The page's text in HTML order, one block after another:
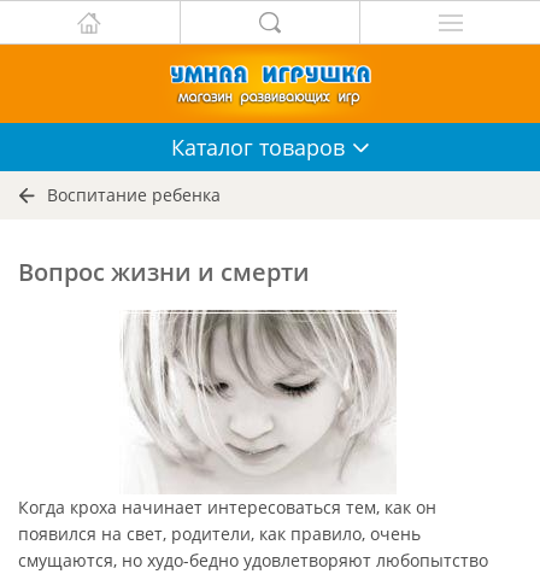
Каталог товаров
Воспитание ребенка
Вопрос жизни и смерти
Когда кроха начинает интересоваться тем, как он
появился на свет, родители, как правило, очень
смущаются, но худо-бедно удовлетворяют любопытство